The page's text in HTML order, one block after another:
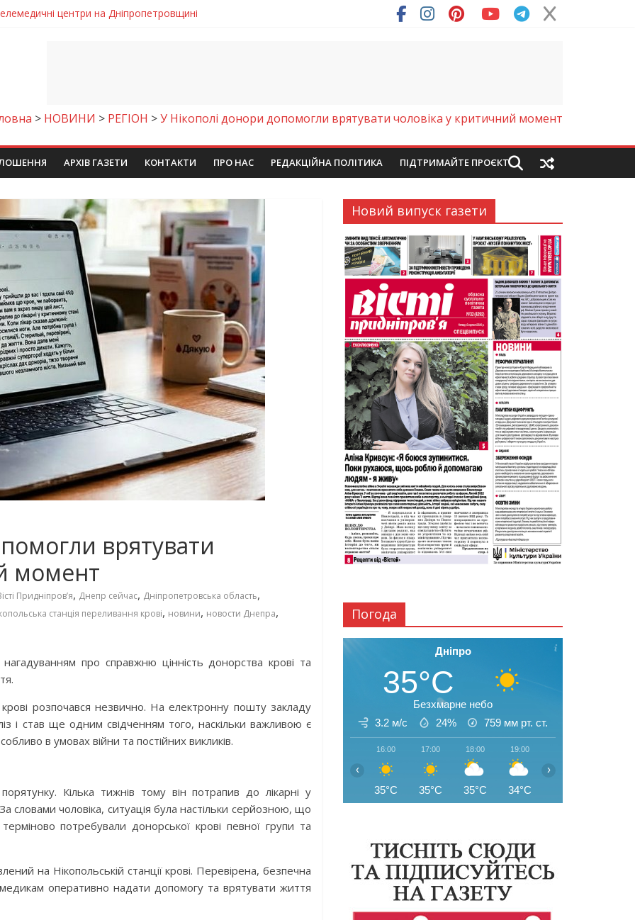
центри на Дніпропетровщині
досліджують місце розташування легендарного монастиря (Фото)
шанс на власне житло
важлива правильна комунікація
> НОВИНИ > РЕГІОН >У Нікополі донори допомогли врятувати чоловіка у критичний момент
АРХІВ ГАЗЕТИ КОНТАКТИ ПРО НАС РЕДАКЦІЙНА ПОЛІТИКА ПІДТРИМАЙТЕ ПРОЄКТ
врятувати
момент
Придніпровʼя, Днепр сейчас, Дніпропетровська область,
станція переливання крові, новини, новости Днепра,
нагадуванням про справжню цінність донорства крові та
крові розпочався незвично. На електронну пошту закладу
і став ще одним свідченням того, наскільки важливою є
в умовах війни та постійних викликів.
Кілька тижнів тому він потрапив до лікарні у
словами чоловіка, ситуація була настільки серйозною, що
потребували донорської крові певної групи та
на Нікопольській станції крові. Перевірена, безпечна
оперативно надати допомогу та врятувати життя
Новий випуск газети
Погода
Дніпро
35°C
Безхмарне небо
3.2 м/с
24% 759 мм рт. ст.
16:00
35°C
17:00
35°C
18:00
35°C
19:00
34°C
‹ ›